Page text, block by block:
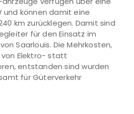
und können damit eine
km zurücklegen. Damit sind
für den Einsatz im
Saarlouis. Die Mehrkosten,
Elektro- statt
entstanden sind wurden
für Güterverkehr